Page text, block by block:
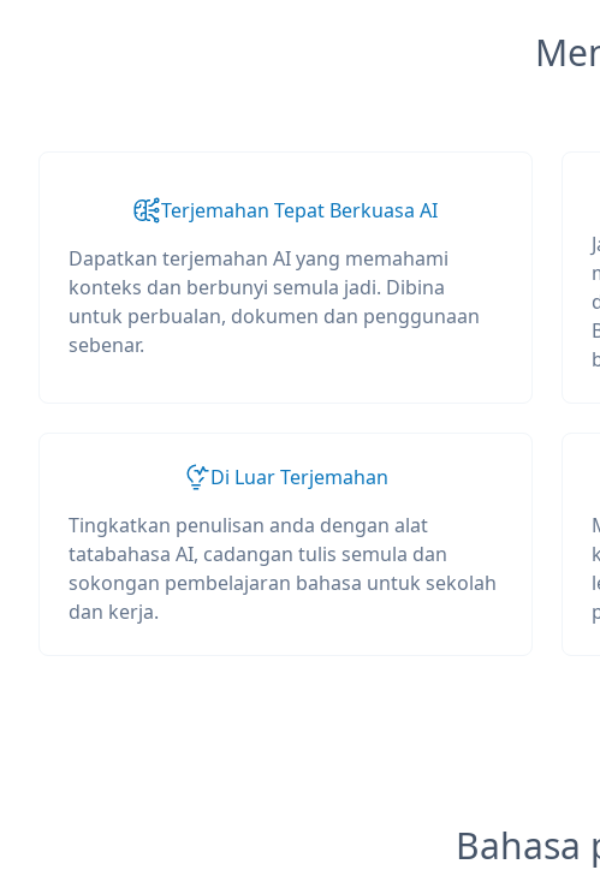
Terjemahan Tepat Berkuasa AI
Dapatkan terjemahan AI yang memahami
konteks dan berbunyi semula jadi. Dibina
untuk perbualan, dokumen dan penggunaan
sebenar.
Di Luar Terjemahan
Tingkatkan penulisan anda dengan alat
tatabahasa AI, cadangan tulis semula dan
sokongan pembelajaran bahasa untuk sekolah
dan kerja.